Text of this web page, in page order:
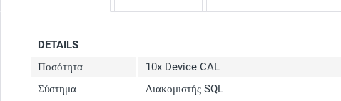
DETAILS
Ποσότητα
10x Device CAL
Σύστημα
Διακομιστής SQL